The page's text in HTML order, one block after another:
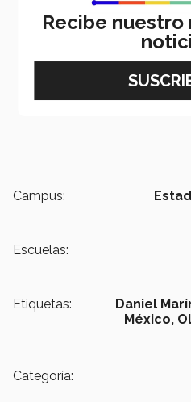
Campus:
Escuelas:
Etiquetas: Daniel
México,
Categoría:
Recibe